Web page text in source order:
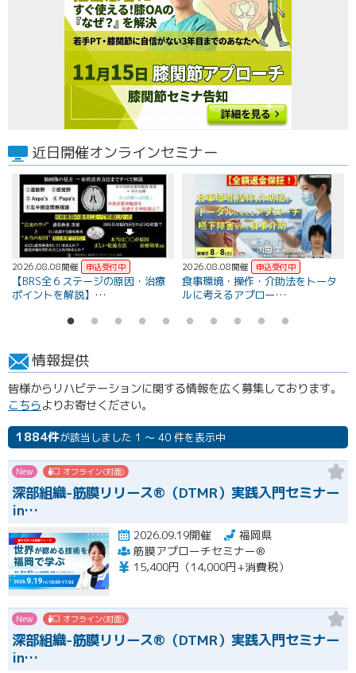
近日開催オンラインセミナー
2026.08.08開催
【BRS全６ステージの原因・治療
ポイントを解説】…
2026.08.08開催
食事環境・操作・介助法をトータ
ルに考えるアプロー…
情報提供
皆様からリハビテーションに関する情報を広く募集しております。
こちらよりお寄せください。
1884件が該当しました 1 ～ 40 件を表示中
New オフライン(対面)
深部組織-筋膜リリース®（DTMR）実践入門セミナー
in…
2026.09.19開催
福岡県
筋膜アプローチセミナー®
15,400円（14,000円+消費税）
New オフライン(対面)
深部組織-筋膜リリース®（DTMR）実践入門セミナー
in…